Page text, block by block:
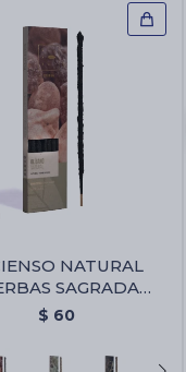
NATURAL
SAGRADA
X6 - Olibano
$ 60